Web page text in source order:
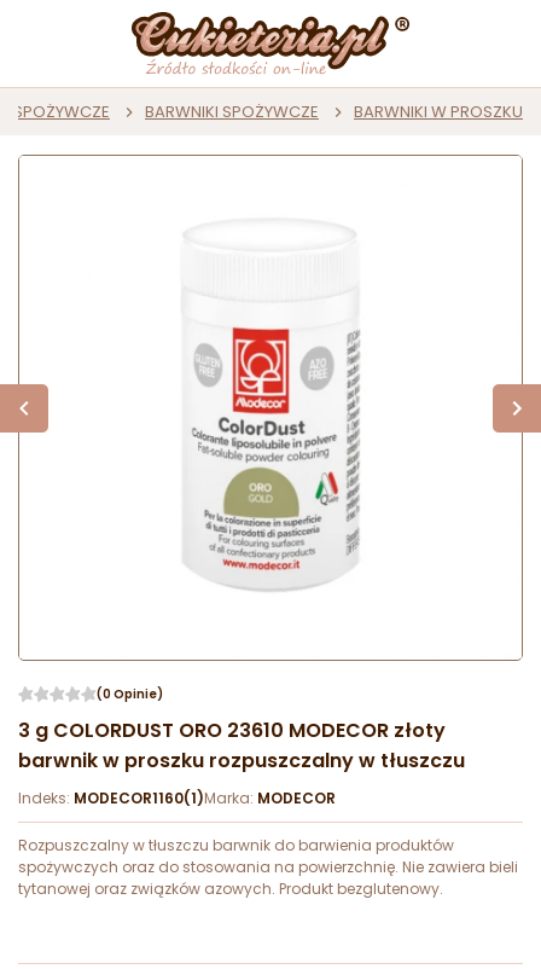
SPOŻYWCZE BARWNIKI SPOŻYWCZE BARWNIKI W PROSZKU
(0 Opinie)
3 g COLORDUST ORO 23610 MODECOR złoty
barwnik w proszku rozpuszczalny w tłuszczu
Indeks: MODECOR1160(1)Marka: MODECOR
Rozpuszczalny w tłuszczu barwnik do barwienia produktów
spożywczych oraz do stosowania na powierzchnię. Nie zawiera bieli
tytanowej oraz związków azowych. Produkt bezglutenowy.